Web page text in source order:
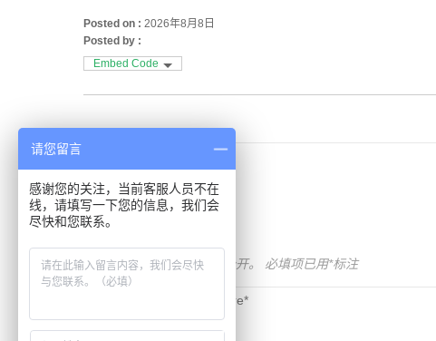
Posted on : 2026年8月8日
Posted by :
Embed Code
Comments
发表回复
您的电子邮箱地址不会被公开。 必填项已用*标注
请您留言
感谢您的关注，当前客服人员不在
线，请填写一下您的信息，我们会
尽快和您联系。